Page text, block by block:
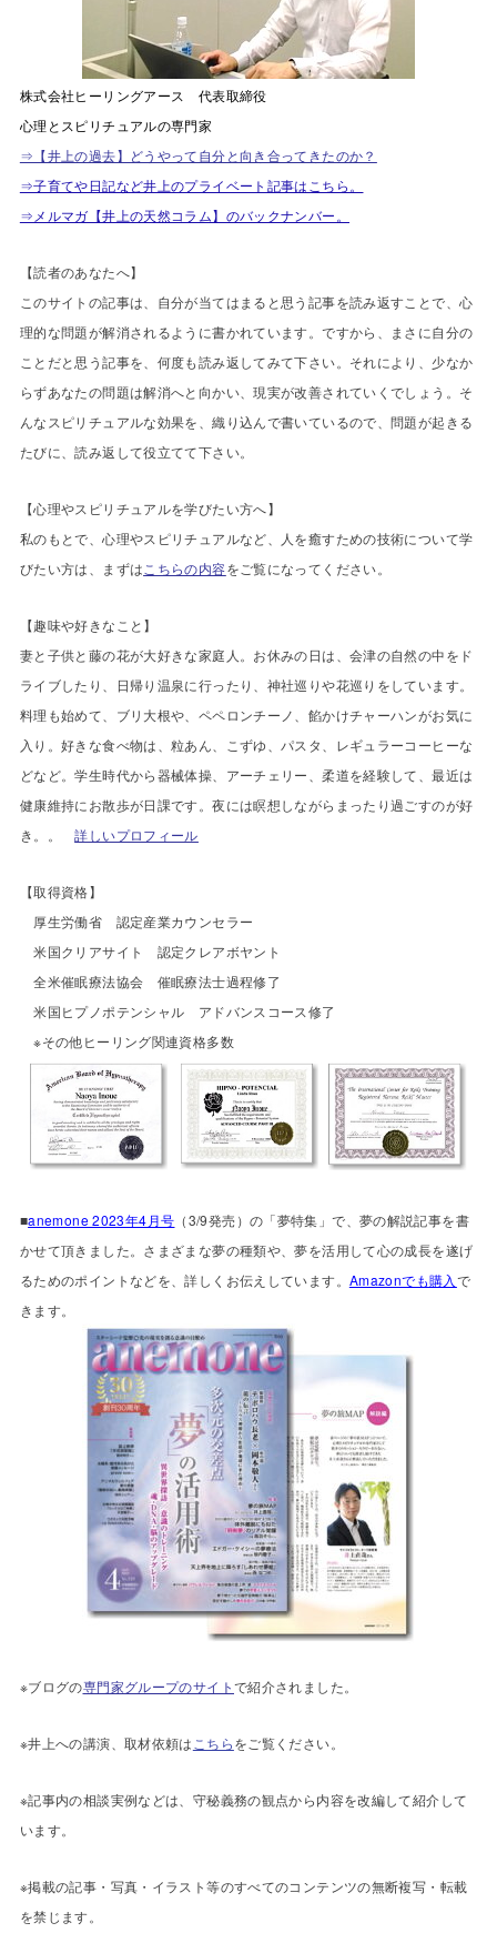
株式会社ヒーリングアース 代表取締役
心理とスピリチュアルの専門家
⇒【井上の過去】どうやって自分と向き合ってきたのか？
⇒子育てや日記など井上のプライベート記事はこちら。
⇒メルマガ【井上の天然コラム】のバックナンバー。
【読者のあなたへ】
このサイトの記事は、自分が当てはまると思う記事を読み返すことで、心
理的な問題が解消されるように書かれています。ですから、まさに自分の
ことだと思う記事を、何度も読み返してみて下さい。それにより、少なか
らずあなたの問題は解消へと向かい、現実が改善されていくでしょう。そ
んなスピリチュアルな効果を、織り込んで書いているので、問題が起きる
たびに、読み返して役立てて下さい。
【心理やスピリチュアルを学びたい方へ】
私のもとで、心理やスピリチュアルなど、人を癒すための技術について学
びたい方は、まずは こちらの内容をご覧になってください。
【趣味や好きなこと】
妻と子供と藤の花が大好きな家庭人。お休みの日は、会津の自然の中をド
ライブしたり、日帰り温泉に行ったり、神社巡りや花巡りをしています。
料理も始めて、ブリ大根や、ペペロンチーノ、餡かけチャーハンがお気に
入り。好きな食べ物は、粒あん、こずゆ、パスタ、レギュラーコーヒーな
どなど。学生時代から器械体操、アーチェリー、柔道を経験して、最近は
健康維持にお散歩が日課です。夜には瞑想しながらまったり過ごすのが好
き。。詳しいプロフィール
【取得資格】
厚生労働省 認定産業カウンセラー
米国クリアサイト 認定クレアボヤント
全米催眠療法協会 催眠療法士過程修了
米国ヒプノポテンシャル アドバンスコース修了
※その他ヒーリング関連資格多数
■anemone 2023年4月号 （3/9発売）の「夢特集」で、夢の解説記事を書
かせて頂きました。さまざまな夢の種類や、夢を活用して心の成長を遂げ
るためのポイントなどを、詳しくお伝えしています。 Amazonでも購入 で
きます。
※ブログの専門家グループのサイトで紹介されました。
※井上への講演、取材依頼は こちらをご覧ください。
※記事内の相談実例などは、守秘義務の観点から内容を改編して紹介して
います。
※掲載の記事・写真・イラスト等のすべてのコンテンツの無断複写・転載
を禁じます。